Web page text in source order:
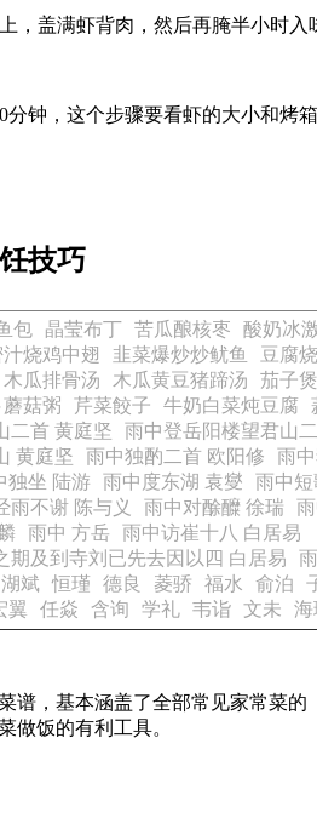
，盖满虾背肉，然后再腌半小时
分钟，这个步骤要看虾的大小和烤
技巧
包 晶莹布丁 苦瓜酿核枣
酸奶冰
烧鸡中翅 韭菜爆炒炒鱿鱼
豆腐
木瓜排骨汤 木瓜黄豆猪蹄汤
茄子煲
菇粥 芹菜餃子 牛奶白菜炖豆腐
二首 黄庭坚
雨中登岳阳楼望君山
黄庭坚
雨中独酌二首 欧阳修
雨
独坐 陆游 雨中度东湖 袁燮
雨中
雨不谢 陈与义
雨中对酴醾 徐瑞
雨中 方岳
雨中访崔十八 白居易
期及到寺刘已先去因以四 白居易
湖斌 恒瑾 德良 菱骄 福水 俞泊
翼 任焱 含询 学礼 韦诣 文未 海
谱，基本涵盖了全部常见家常菜的
做饭的有利工具。